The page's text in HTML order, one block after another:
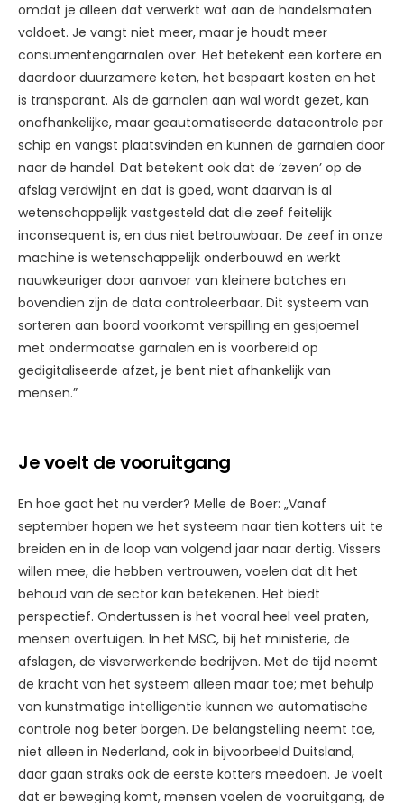
omdat je alleen dat verwerkt wat aan de handelsmaten
voldoet. Je vangt niet meer, maar je houdt meer
consumentengarnalen over. Het betekent een kortere en
daardoor duurzamere keten, het bespaart kosten en het
is transparant. Als de garnalen aan wal wordt gezet, kan
onafhankelijke, maar geautomatiseerde datacontrole per
schip en vangst plaatsvinden en kunnen de garnalen door
naar de handel. Dat betekent ook dat de ‘zeven’ op de
afslag verdwijnt en dat is goed, want daarvan is al
wetenschappelijk vastgesteld dat die zeef feitelijk
inconsequent is, en dus niet betrouwbaar. De zeef in onze
machine is wetenschappelijk onderbouwd en werkt
nauwkeuriger door aanvoer van kleinere batches en
bovendien zijn de data controleerbaar. Dit systeem van
sorteren aan boord voorkomt verspilling en gesjoemel
met ondermaatse garnalen en is voorbereid op
gedigitaliseerde afzet, je bent niet afhankelijk van
mensen.”
Je voelt de vooruitgang
En hoe gaat het nu verder? Melle de Boer: „Vanaf
september hopen we het systeem naar tien kotters uit te
breiden en in de loop van volgend jaar naar dertig. Vissers
willen mee, die hebben vertrouwen, voelen dat dit het
behoud van de sector kan betekenen. Het biedt
perspectief. Ondertussen is het vooral heel veel praten,
mensen overtuigen. In het MSC, bij het ministerie, de
afslagen, de visverwerkende bedrijven. Met de tijd neemt
de kracht van het systeem alleen maar toe; met behulp
van kunstmatige intelligentie kunnen we automatische
controle nog beter borgen. De belangstelling neemt toe,
niet alleen in Nederland, ook in bijvoorbeeld Duitsland,
daar gaan straks ook de eerste kotters meedoen. Je voelt
dat er beweging komt, mensen voelen de vooruitgang, de